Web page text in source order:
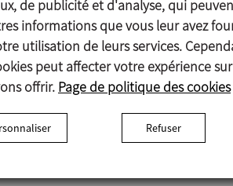
Actionneur pneumatique à double
Joints en FPM et HNBR.
Autres raccords : mâle, collier de
Détecteurs de position externes.
de publicité et d'analyse, qui
informations que vous leur avez
utilisation de leurs services.
peut affecter votre expérience
offrir. Page de politique des cookies
Refuser